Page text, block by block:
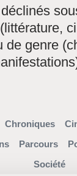
de genre
Chroniques
Parcours
Société